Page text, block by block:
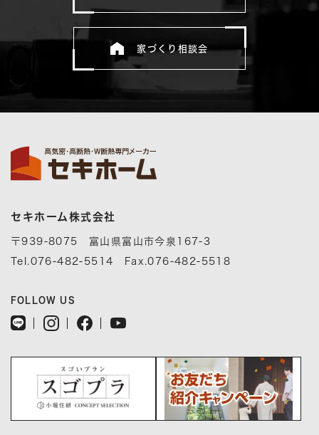
家づくり相談会
セキホーム株式会社
〒939-8075 富山県富山市今泉167-3
Tel.076-482-5514 Fax.076-482-5518
FOLLOW US